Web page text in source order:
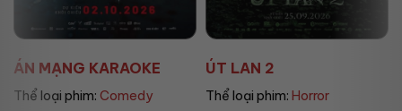
ÚT LAN 2
Thể loại phim:Horror
MẸ MÌN
Thể loại phim:Drama